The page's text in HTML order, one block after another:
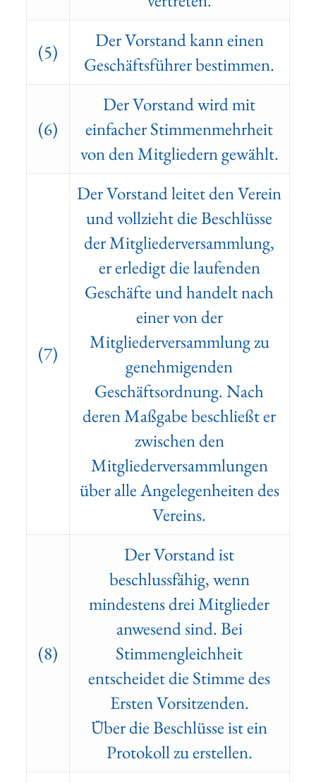
(5)
Der Vorstand kann einen
Geschäftsführer bestimmen.
(6)
Der Vorstand wird mit
einfacher Stimmenmehrheit
von den Mitgliedern gewählt.
(7)
Der Vorstand leitet den Verein
und vollzieht die Beschlüsse
der Mitgliederversammlung,
er erledigt die laufenden
Geschäfte und handelt nach
einer von der
Mitgliederversammlung zu
genehmigenden
Geschäftsordnung. Nach
deren Maßgabe beschließt er
zwischen den
Mitgliederversammlungen
über alle Angelegenheiten des
Vereins.
(8)
Der Vorstand ist
beschlussfähig, wenn
mindestens drei Mitglieder
anwesend sind. Bei
Stimmengleichheit
entscheidet die Stimme des
Ersten Vorsitzenden.
Über die Beschlüsse ist ein
Protokoll zu erstellen.